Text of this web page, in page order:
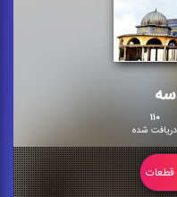
۱۱۰
دریافت شده